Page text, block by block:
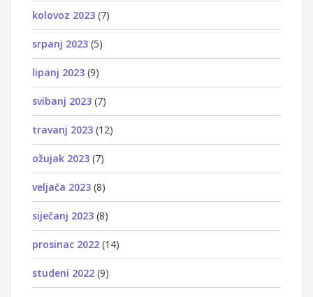
kolovoz 2023 (7)
srpanj 2023 (5)
lipanj 2023 (9)
svibanj 2023 (7)
travanj 2023 (12)
ožujak 2023 (7)
veljača 2023 (8)
siječanj 2023 (8)
prosinac 2022 (14)
studeni 2022 (9)